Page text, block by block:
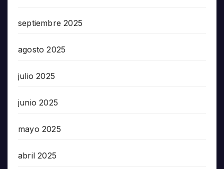
septiembre 2025
agosto 2025
julio 2025
junio 2025
mayo 2025
abril 2025